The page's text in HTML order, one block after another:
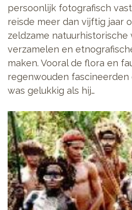
persoonlijk fotografisch
reisde meer dan vijftig jaar
zeldzame
verzamelen en
maken. Vooral de flora en
regenwouden
was gelukkig als hij…